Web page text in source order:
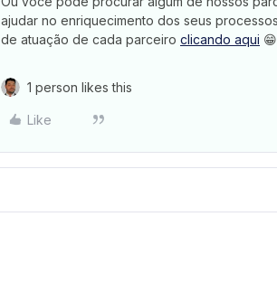
ajudar no enriquecimento dos seus
de atuação de cada parceiro clicando aqui 😁
1 person likes this
Like